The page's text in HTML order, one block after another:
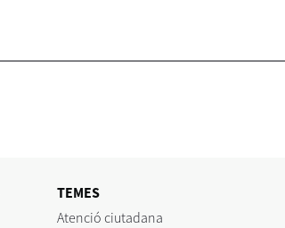
TEMES
Atenció ciutadana